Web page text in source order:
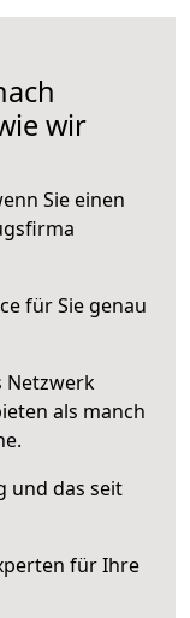
wir
Sie einen
für Sie genau
Netzwerk
als manch
und das seit
für Ihre